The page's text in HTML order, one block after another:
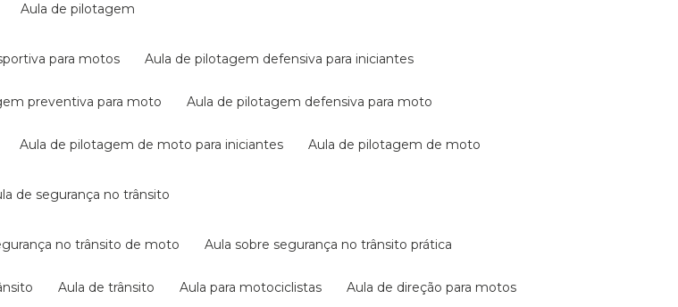
aula de pilotagem
para motos aula de pilotagem defensiva para iniciantes
preventiva para moto aula de pilotagem defensiva para moto
aula de pilotagem de moto para iniciantes aula de pilotagem de moto
de segurança no trânsito
no trânsito de moto aula sobre segurança no trânsito prática
aula de trânsito aula para motociclistas aula de direção para motos